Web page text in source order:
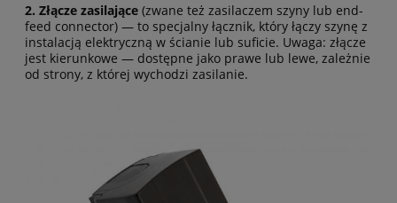
2. Złącze zasilające (zwane też zasilaczem szyny lub end-
feed connector) — to specjalny łącznik, który łączy szynę z
instalacją elektryczną w ścianie lub suficie. Uwaga: złącze
jest kierunkowe — dostępne jako prawe lub lewe, zależnie
od strony, z której wychodzi zasilanie.